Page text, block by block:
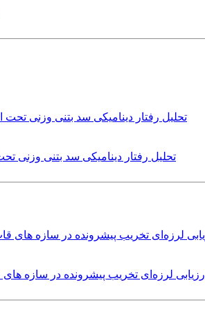
تحلیل رفتار دینامیکی سد بتنی
ارزیابی لرزه‌ای تخریب پیشرونده در سازه